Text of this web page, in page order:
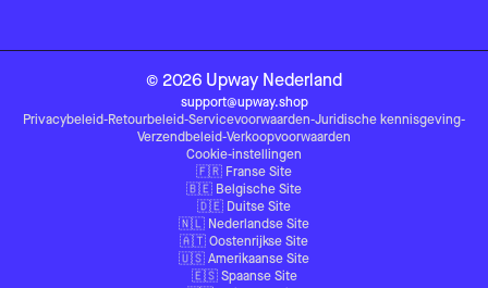
© 2026 Upway Nederland
support@upway.shop
Privacybeleid-Retourbeleid-Servicevoorwaarden-Juridische kennisgeving-
Verzendbeleid-Verkoopvoorwaarden
Cookie-instellingen
🇫🇷 Franse Site
🇧🇪 Belgische Site
🇩🇪 Duitse Site
🇳🇱 Nederlandse Site
🇦🇹 Oostenrijkse Site
🇺🇸 Amerikaanse Site
🇪🇸 Spaanse Site